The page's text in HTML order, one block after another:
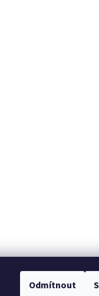
Odmítnout